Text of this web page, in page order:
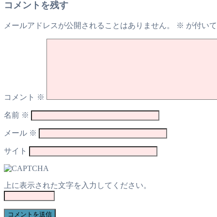
コメントを残す
メールアドレスが公開されることはありません。 ※ が付い
コメント ※
名前 ※
メール ※
サイト
上に表示された文字を入力してください。